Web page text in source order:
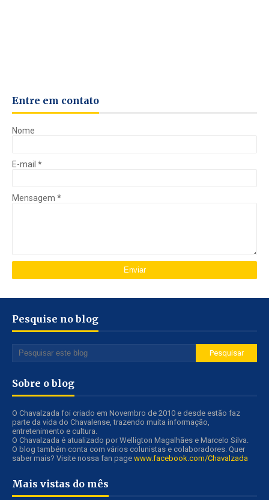
Entre em contato
Nome
E-mail *
Mensagem *
Pesquise no blog
Sobre o blog
O Chavalzada foi criado em Novembro de 2010 e desde estão faz
parte da vida do Chavalense, trazendo muita informação,
entretenimento e cultura.
O Chavalzada é atualizado por Welligton Magalhães e Marcelo Silva.
O blog também conta com vários colunistas e colaboradores. Quer
saber mais? Visite nossa fan page www.facebook.com/Chavalzada
Mais vistas do mês